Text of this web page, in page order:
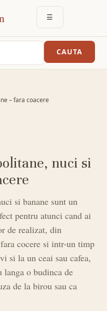
☰DESCHIDE
CAUTA
– fara coacere
nuci si
si banane sunt un
pentru atunci cand ai
de realizat, din
cocere si intr-un timp
si la un ceai sau cafea,
langa o budinca de
de la birou sau ca